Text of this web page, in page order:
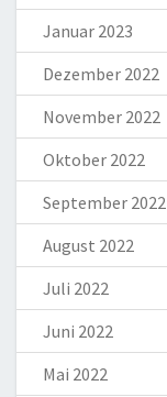
Januar 2023
Dezember 2022
November 2022
Oktober 2022
September 2022
August 2022
Juli 2022
Juni 2022
Mai 2022